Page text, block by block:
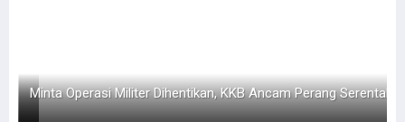
Minta Operasi Militer Dihentikan, KKB Ancam Perang Serentak